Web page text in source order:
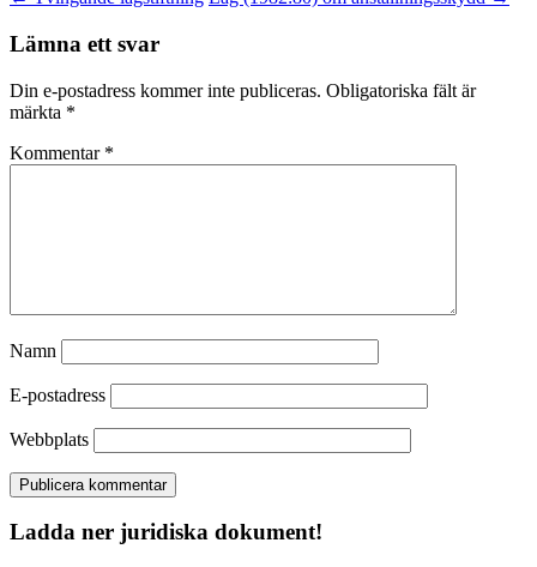
Lämna ett svar
Din e-postadress kommer inte publiceras. Obligatoriska fält är
märkta *
Kommentar *
Namn
E-postadress
Webbplats
Ladda ner juridiska dokument!